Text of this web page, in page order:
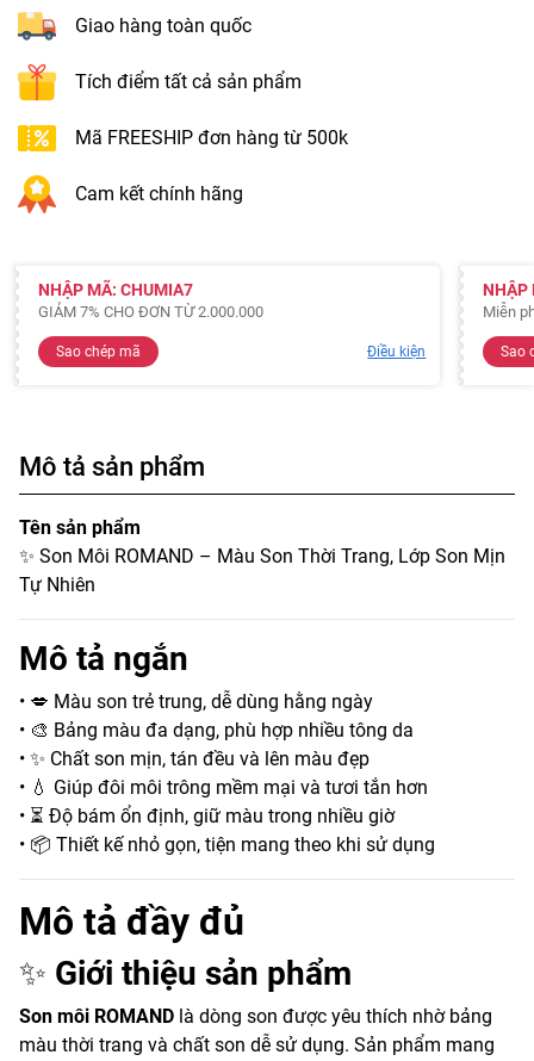
Giao hàng toàn quốc
Tích điểm tất cả sản phẩm
Mã FREESHIP đơn hàng từ 500k
Cam kết chính hãng
NHẬP MÃ: CHUMIA7
GIẢM 7% CHO ĐƠN TỪ 2.000.000
Sao chép mã Điều kiện
NHẬP
Miễn
Sao
Mô tả sản phẩm
Tên sản phẩm
✨ Son Môi ROMAND – Màu Son Thời Trang, Lớp Son Mịn
Tự Nhiên
Mô tả ngắn
• 💋 Màu son trẻ trung, dễ dùng hằng ngày
• 🎨 Bảng màu đa dạng, phù hợp nhiều tông da
• ✨ Chất son mịn, tán đều và lên màu đẹp
• 💧 Giúp đôi môi trông mềm mại và tươi tắn hơn
• ⏳ Độ bám ổn định, giữ màu trong nhiều giờ
• 📦 Thiết kế nhỏ gọn, tiện mang theo khi sử dụng
Mô tả đầy đủ
✨ Giới thiệu sản phẩm
Son môi ROMAND là dòng son được yêu thích nhờ bảng
màu thời trang và chất son dễ sử dụng. Sản phẩm mang